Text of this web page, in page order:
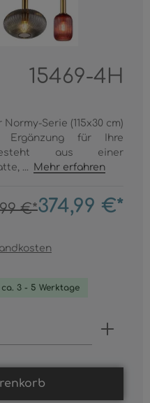
15469-4H
Serie (115x30 cm)
Ergänzung für Ihre
aus einer
...
Mehr erfahren
€*374,99 €*
3 - 5 Werktage
den